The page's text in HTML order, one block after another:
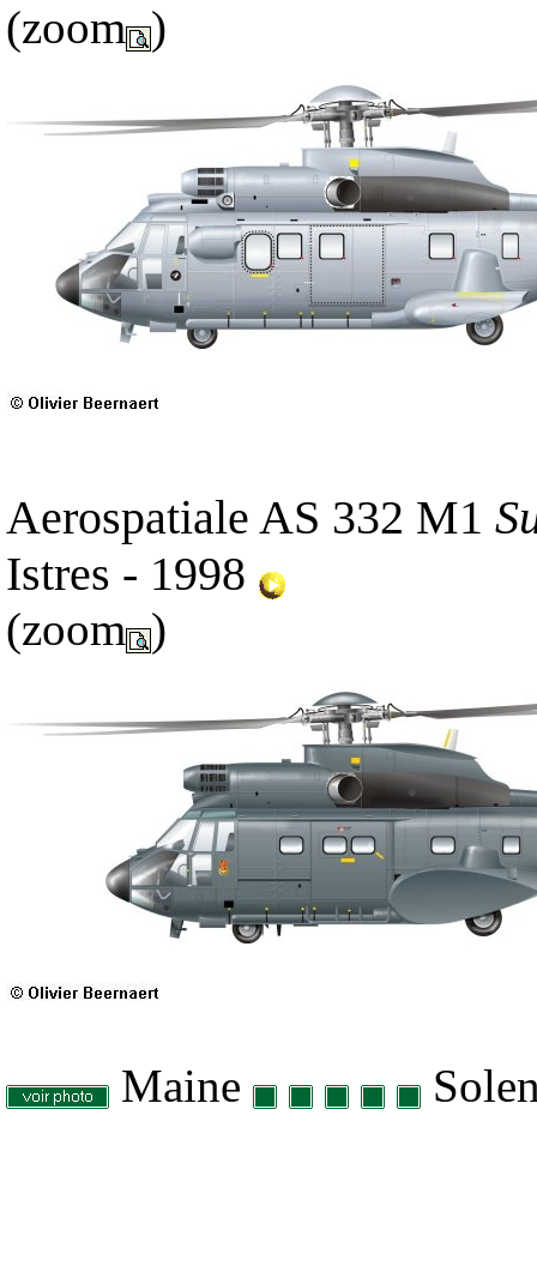
(zoom )
Aerospatiale AS 332 M1
Istres - 1998
(zoom )
Maine